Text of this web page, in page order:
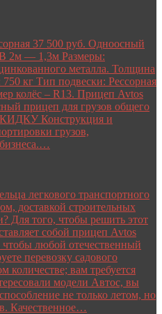
37 500 руб. Одноосный
2м — 1,3м Размеры:
металла. Толщина
кг Тип подвески: Рессорная
колёс – R13. Прицеп Avtos
прицеп для грузов общего
Конструкция и
грузов,
легкового транспортного
доставкой строительных
Для того, чтобы решить этот
собой прицеп Avtos
любой отечественный
перевозку садового
вам требуется
модели Автос, вы
не только летом, но
Качественное…